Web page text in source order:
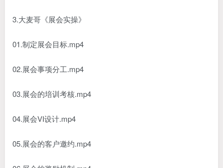
3.大麦哥《展会实操》
01.制定展会目标.mp4
02.展会事项分工.mp4
03.展会的培训考核.mp4
04.展会VI设计.mp4
05.展会的客户邀约.mp4